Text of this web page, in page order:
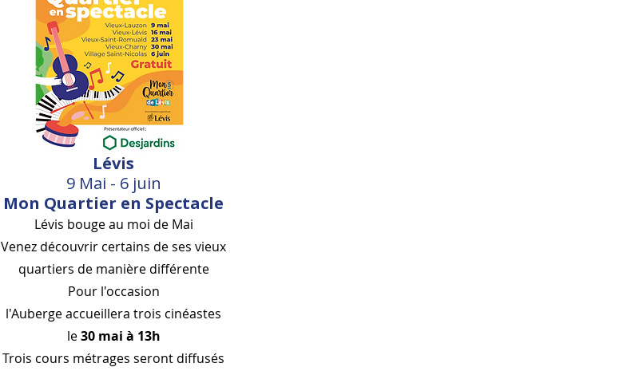
Lévis
9 Mai - 6 juin
Mon Quartier en Spectacle
Lévis bouge au moi de Mai
Venez découvrir certains de ses vieux
quartiers de manière différente
Pour l'occasion
l'Auberge accueillera trois cinéastes
le30 mai à 13h
Trois cours métrages seront diffusés